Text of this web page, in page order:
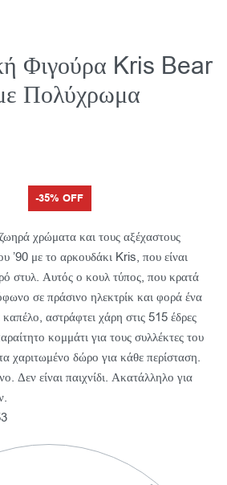
Φιγούρα Kris Bear
Πολύχρωμα
-35% OFF
χρώματα και τους αξέχαστους
’90 με το αρκουδάκι Kris, που είναι
στυλ. Αυτός ο κουλ τύπος, που κρατά
σε πράσινο ηλεκτρίκ και φορά ένα
αστράφτει χάρη στις 515 έδρες
κομμάτι για τους συλλέκτες του
χαριτωμένο δώρο για κάθε περίσταση.
Δεν είναι παιχνίδι. Ακατάλληλο για